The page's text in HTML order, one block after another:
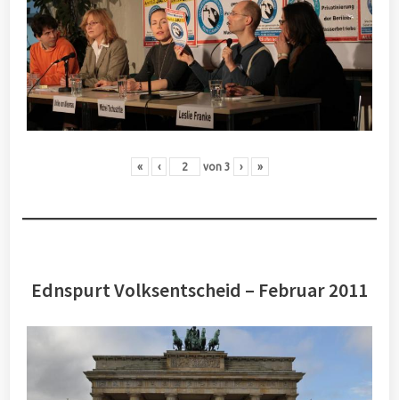
« ‹ von 3 › »
Ednspurt Volksentscheid – Februar 2011